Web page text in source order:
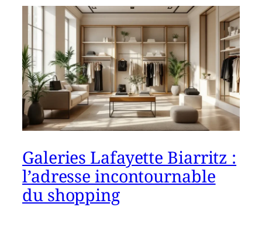
Galeries Lafayette Biarritz :
l’adresse incontournable
du shopping